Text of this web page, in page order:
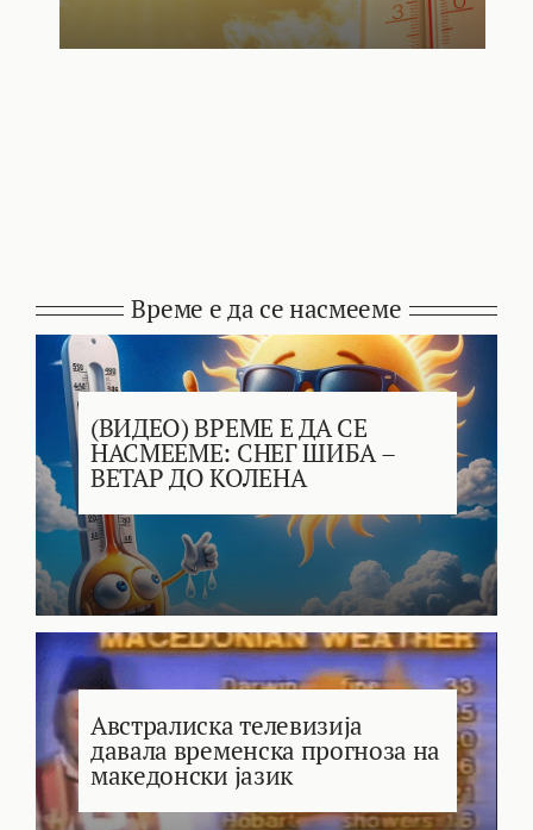
Време е да се насмееме
(ВИДЕО) ВРЕМЕ Е ДА СЕ
НАСМЕЕМЕ: СНЕГ ШИБА –
ВЕТАР ДО КОЛЕНА
Австралиска телевизија
давала временска прогноза на
македонски јазик